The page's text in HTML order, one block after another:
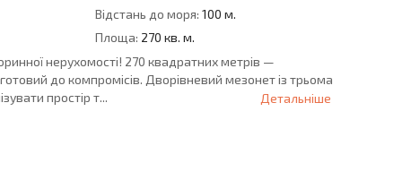
Відстань до моря: 100 м.
Площа: 270 кв. м.
нерухомості! 270 квадратних метрів —
до компромісів. Дворівневий мезонет із трьома
простір т...
Детальніше